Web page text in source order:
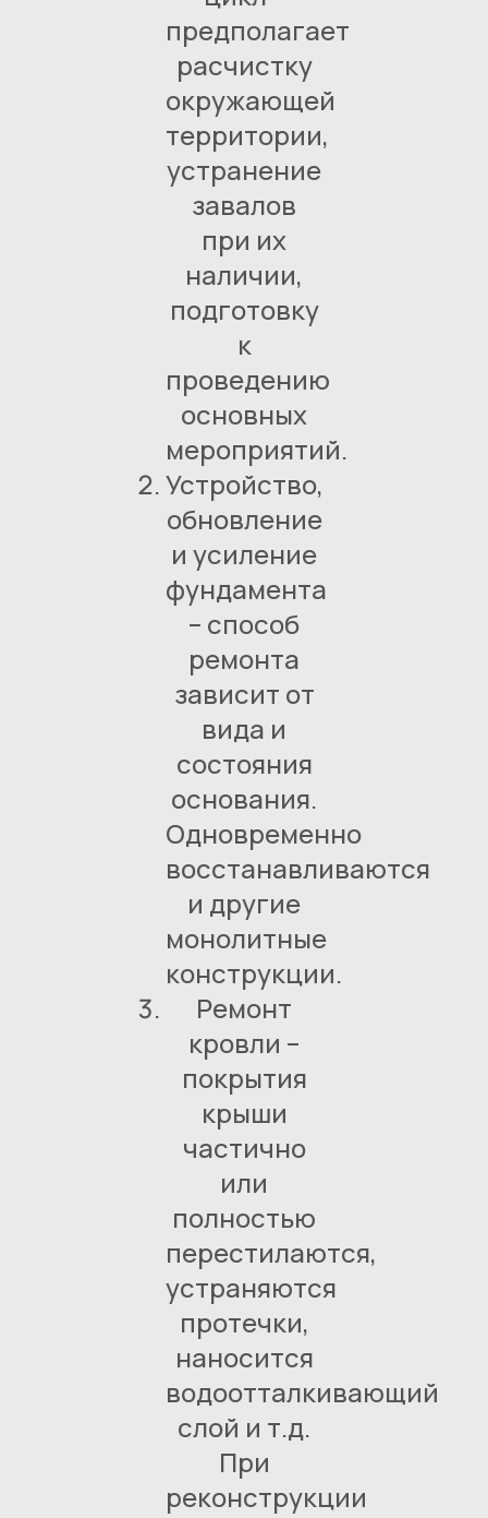
предполагает
расчистку
окружающей
территории,
устранение
завалов
при их
наличии,
подготовку
к
проведению
основных
мероприятий.
Устройство,
обновление
и усиление
фундамента
– способ
ремонта
зависит от
вида и
состояния
основания.
Одновременно
восстанавливаются
и другие
монолитные
конструкции.
Ремонт
кровли –
покрытия
крыши
частично
или
полностью
перестилаются,
устраняются
протечки,
наносится
водоотталкивающий
слой и т.д.
При
реконструкции